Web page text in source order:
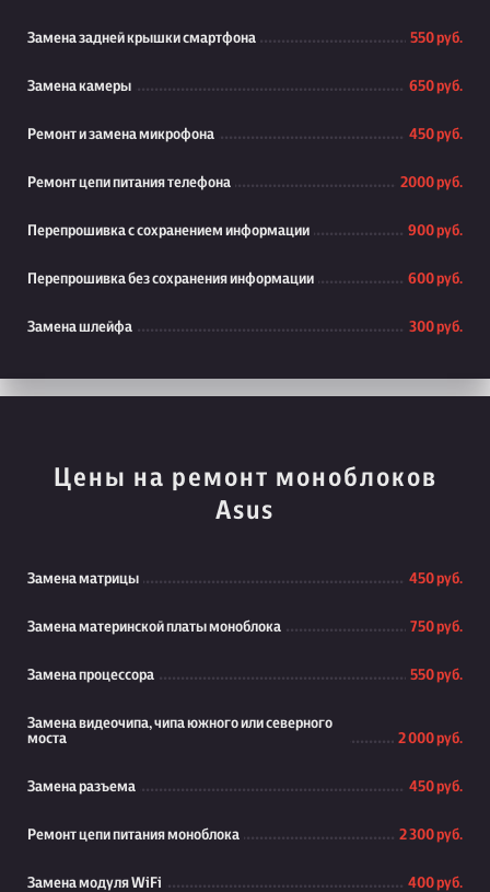
Замена задней крышки смартфона 550 руб.
Замена камеры 650 руб.
Ремонт и замена микрофона 450 руб.
Ремонт цепи питания телефона 2000 руб.
Перепрошивка с сохранением информации 900 руб.
Перепрошивка без сохранения информации 600 руб.
Замена шлейфа 300 руб.
Цены на ремонт моноблоков
Asus
Замена матрицы 450 руб.
Замена материнской платы моноблока 750 руб.
Замена процессора 550 руб.
Замена видеочипа, чипа южного или северного
моста
2 000 руб.
Замена разъема 450 руб.
Ремонт цепи питания моноблока 2 300 руб.
Замена модуля WiFi 400 руб.